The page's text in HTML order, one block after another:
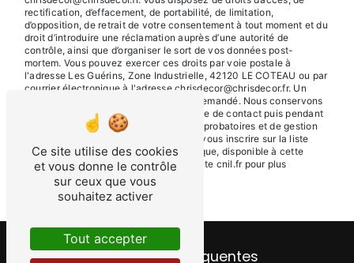
rectification, d’effacement, de portabilité, de limitation,
d’opposition, de retrait de votre consentement à tout moment et du
droit d’introduire une réclamation auprès d’une autorité de
contrôle, ainsi que d’organiser le sort de vos données post-
mortem. Vous pouvez exercer ces droits par voie postale à
l'adresse Les Guérins, Zone Industrielle, 42120 LE COTEAU ou par
courrier électronique à l'adresse chrisdecor@chrisdecor.fr. Un
justificatif d'identité pourra vous être demandé. Nous conservons
vos données pendant la période de prise de contact puis pendant
la durée de prescription légale aux fins probatoires et de gestion
des contentieux. Vous avez le droit de vous inscrire sur la liste
d'opposition au démarchage téléphonique, disponible à cette
adresse: Bloctel.gouv.fr. Consultez le site cnil.fr pour plus
d’informations sur vos droits.
Recherches fréquentes
Ce site utilise des cookies
et vous donne le contrôle
sur ceux que vous
souhaitez activer
Tout accepter